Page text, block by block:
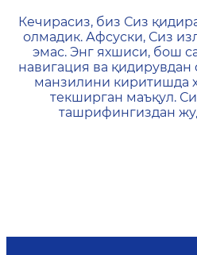
404 —
Кечирасиз, биз Сиз
олмадик. Афсуски, Сиз
эмас. Энг яхшиси, бош
навигация ва
манзилини киритишда
текширган маъқул.
ташрифингиздан